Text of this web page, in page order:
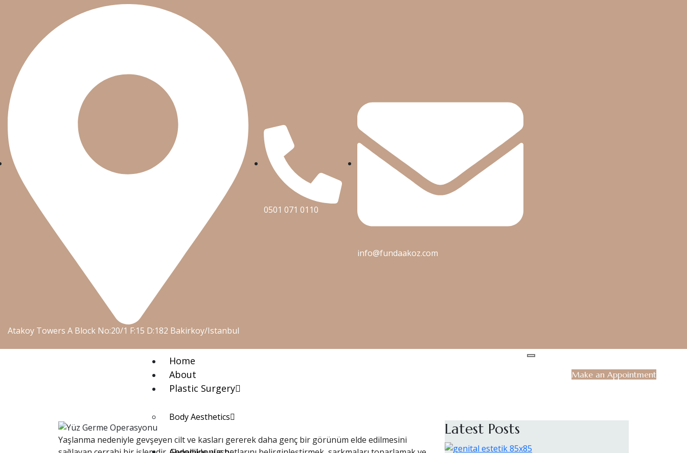
Atakoy Towers A Block No:20/1 F:15 D:182 Bakirkoy/Istanbul
0501 071 0110
info@fundaakoz.com
Home
About
Plastic Surgery
Body Aesthetics
Make an Appointment
Yaşlanma nedeniyle gevşeyen cilt ve kasları gererek daha genç bir görünüm elde edilmesini
Latest Posts